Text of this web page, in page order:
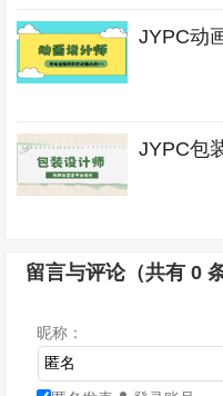
JYPC动
JYPC包
留言与评论（共有0
昵称：